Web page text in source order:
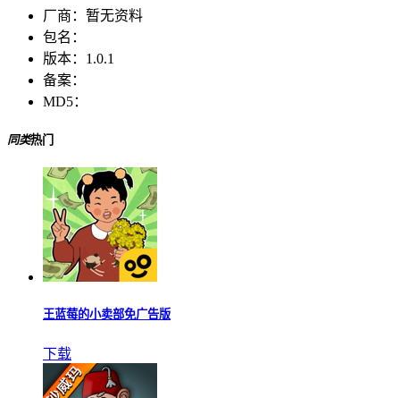
厂商： 暂无资料
包名：
版本： 1.0.1
备案：
MD5：
同类热门
王蓝莓的小卖部免广告版
下载